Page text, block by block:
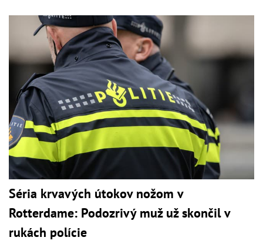
Séria krvavých útokov nožom v
Rotterdame: Podozrivý muž už skončil v
rukách polície